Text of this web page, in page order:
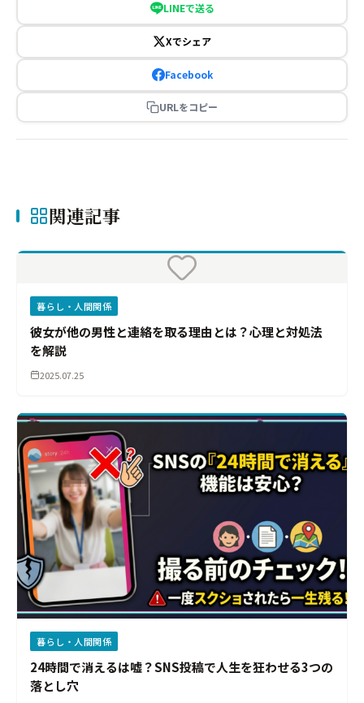
LINEで送る
Xでシェア
Facebook
URLをコピー
関連記事
暮らし・人間関係
彼女が他の男性と連絡を取る理由とは？心理と対処法
を解説
2025.07.25
暮らし・人間関係
24時間で消えるは嘘？SNS投稿で人生を狂わせる3つの
落とし穴